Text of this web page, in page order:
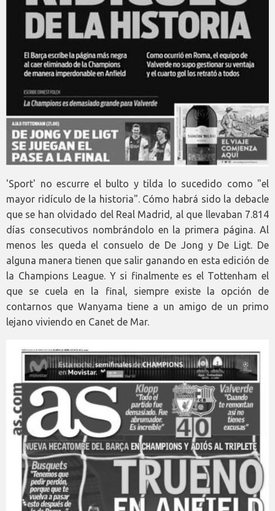
'Sport' no escurre el bulto y tilda lo sucedido como "el
mayor ridículo de la historia". Cómo habrá sido la debacle
que se han olvidado del Real Madrid, al que llevaban 7.814
días consecutivos nombrándolo en la primera página. Al
menos les queda el consuelo de De Jong y De Ligt. De
alguna manera tienen que salir ganando en esta edición de
la Champions League. Y si finalmente es el Tottenham el
que se cuela en la final, siempre existe la opción de
contarnos que Wanyama tiene a un amigo de un primo
lejano viviendo en Canet de Mar.